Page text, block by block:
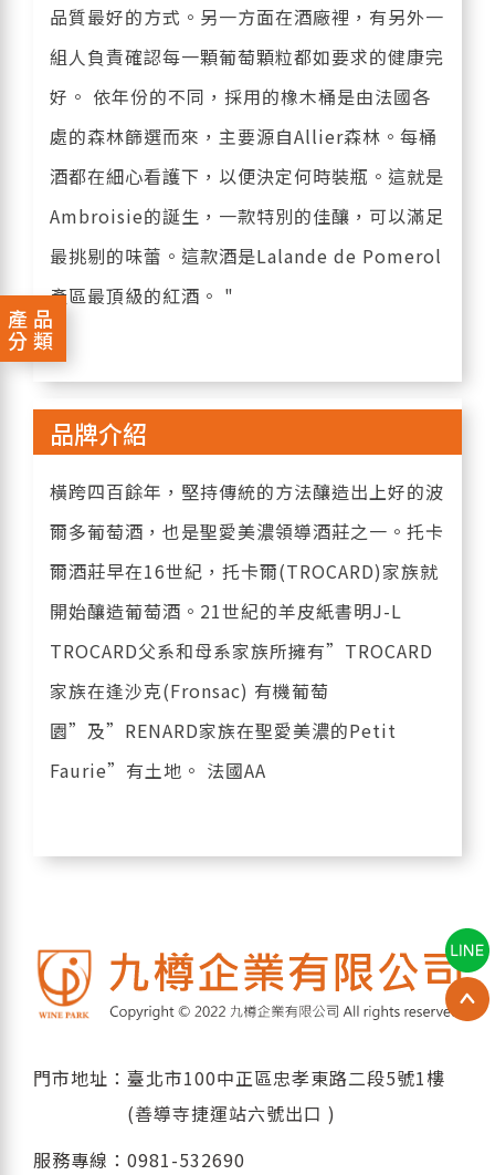
產品
分類
品質最好的方式。另一方面在酒廠裡，有另外一
組人負責確認每一顆葡萄顆粒都如要求的健康完
好。 依年份的不同，採用的橡木桶是由法國各
處的森林篩選而來，主要源自Allier森林。每桶
酒都在細心看護下，以便決定何時裝瓶。這就是
Ambroisie的誕生，一款特別的佳釀，可以滿足
最挑剔的味蕾。這款酒是Lalande de Pomerol
產區最頂級的紅酒。 "
品牌介紹
橫跨四百餘年，堅持傳統的方法釀造出上好的波
爾多葡萄酒，也是聖愛美濃領導酒莊之一。托卡
爾酒莊早在16世紀，托卡爾(TROCARD)家族就
開始釀造葡萄酒。21世紀的羊皮紙書明J-L
TROCARD父系和母系家族所擁有”TROCARD
家族在逢沙克(Fronsac) 有機葡萄
園”及”RENARD家族在聖愛美濃的Petit
Faurie”有土地。 法國AA
門市地址：臺北市100中正區忠孝東路二段5號1樓
(善導寺捷運站六號出口 )
服務專線： 0981-532690